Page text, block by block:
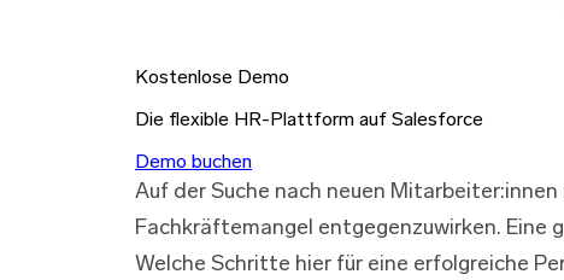
Kostenlose Demo
Die flexible HR-Plattform auf Salesforce
Demo buchen
Auf der Suche nach neuen
Fachkräftemangel entgegenzuwirken. Eine
Welche Schritte hier für eine erfolgreiche